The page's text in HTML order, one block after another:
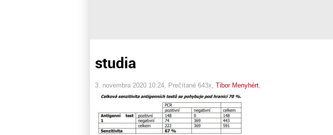
studia
3. novembra 2020 10:24 , Prečítané 643x, Tibor Menyhért